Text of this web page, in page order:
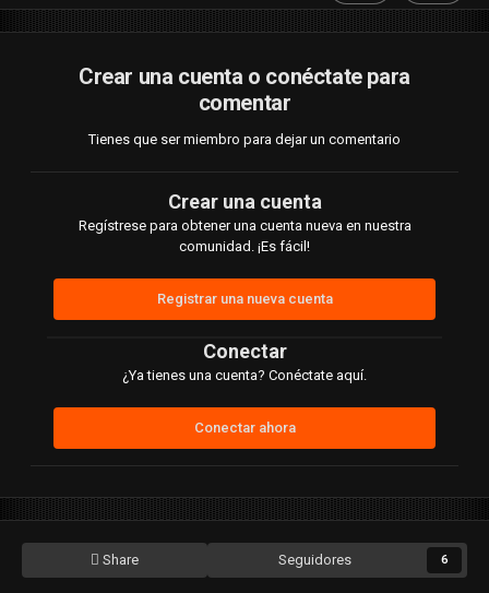
Crear una cuenta o conéctate para
comentar
Tienes que ser miembro para dejar un comentario
Crear una cuenta
Regístrese para obtener una cuenta nueva en nuestra
comunidad. ¡Es fácil!
Registrar una nueva cuenta
Conectar
¿Ya tienes una cuenta? Conéctate aquí.
Conectar ahora
Share Seguidores 6